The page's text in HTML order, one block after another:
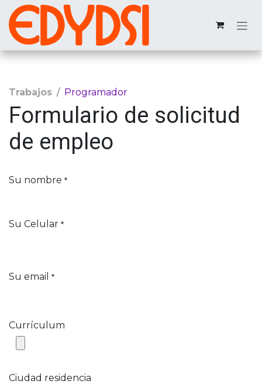
Ir al contenido
Trabajos Programador
Formulario de solicitud
de empleo
Su nombre *
Su Celular *
Su email *
Currículum
Ciudad residencia